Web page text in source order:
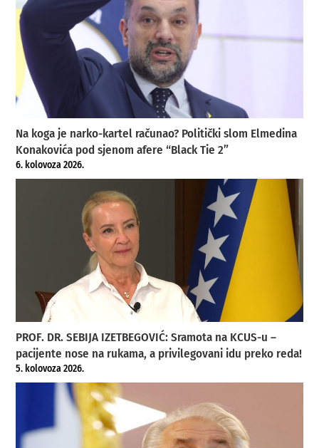
Na koga je narko-kartel računao? Politički slom Elmedina
Konakovića pod sjenom afere “Black Tie 2”
6. kolovoza 2026.
PROF. DR. SEBIJA IZETBEGOVIĆ: Sramota na KCUS-u –
pacijente nose na rukama, a privilegovani idu preko reda!
5. kolovoza 2026.